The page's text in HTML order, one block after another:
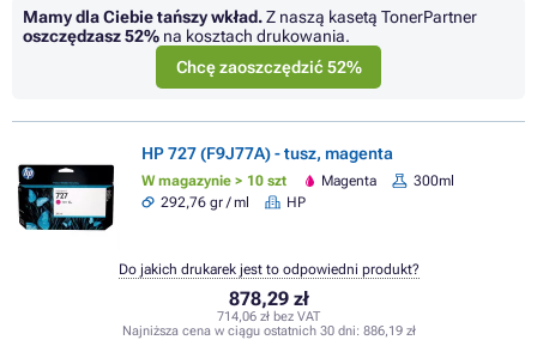
Mamy dla Ciebie tańszy wkład.Z naszą kasetą TonerPartner
oszczędzasz52% na kosztach drukowania.
Chcę zaoszczędzić 52%
HP 727 (F9J77A) - tusz, magenta
W magazynie > 10 szt Magenta
300ml
292,76 gr / ml
HP
878,29 zł
714,06 zł bez VAT
Najniższa cena w ciągu ostatnich 30 dni: 886,19 zł
Do jakich drukarek jest to odpowiedni produkt?